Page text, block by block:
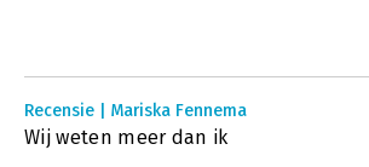
Recensie | Mariska Fennema
Wij weten meer dan ik